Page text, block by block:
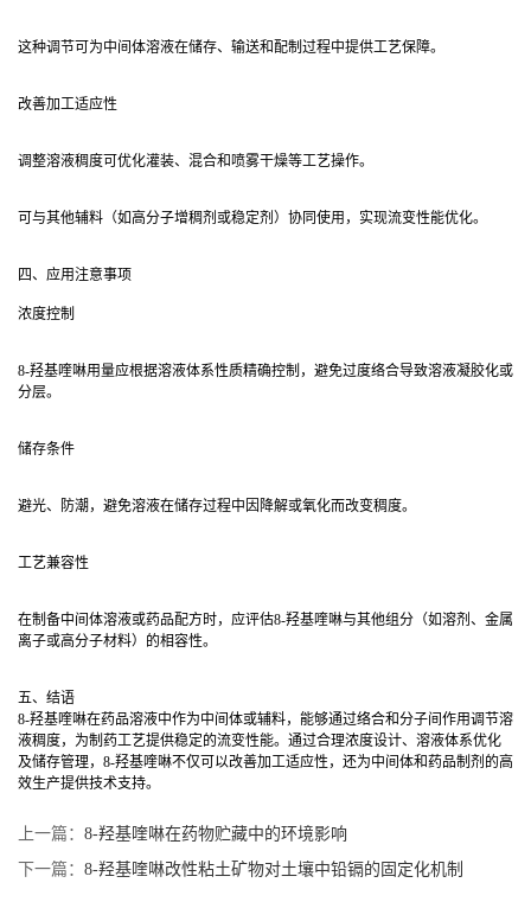
这种调节可为中间体溶液在储存、输送和配制过程中提供工艺保障。
改善加工适应性
调整溶液稠度可优化灌装、混合和喷雾干燥等工艺操作。
可与其他辅料（如高分子增稠剂或稳定剂）协同使用，实现流变性能优化。
四、应用注意事项
浓度控制
8-羟基喹啉用量应根据溶液体系性质精确控制，避免过度络合导致溶液凝胶化或
分层。
储存条件
避光、防潮，避免溶液在储存过程中因降解或氧化而改变稠度。
工艺兼容性
在制备中间体溶液或药品配方时，应评估8-羟基喹啉与其他组分（如溶剂、金属
离子或高分子材料）的相容性。
五、结语
8-羟基喹啉在药品溶液中作为中间体或辅料，能够通过络合和分子间作用调节溶
液稠度，为制药工艺提供稳定的流变性能。通过合理浓度设计、溶液体系优化
及储存管理，8-羟基喹啉不仅可以改善加工适应性，还为中间体和药品制剂的高
效生产提供技术支持。
上一篇： 8-羟基喹啉在药物贮藏中的环境影响
下一篇： 8-羟基喹啉改性粘土矿物对土壤中铅镉的固定化机制